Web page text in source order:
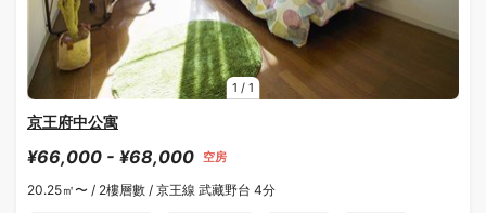
1 / 1
京王府中公寓
¥66,000 - ¥68,000 空房
20.25㎡〜 / 2樓層數 / 京王線 武藏野台 4分